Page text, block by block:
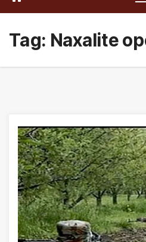
Tag: Naxalite